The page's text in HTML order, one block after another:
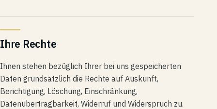
Ihre Rechte
Ihnen stehen bezüglich Ihrer bei uns gespeicherten
Daten grundsätzlich die Rechte auf Auskunft,
Berichtigung, Löschung, Einschränkung,
Datenübertragbarkeit, Widerruf und Widerspruch zu.